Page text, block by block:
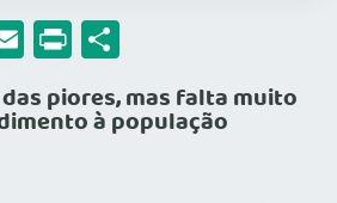
Email
Print
piores, mas falta muito
à população